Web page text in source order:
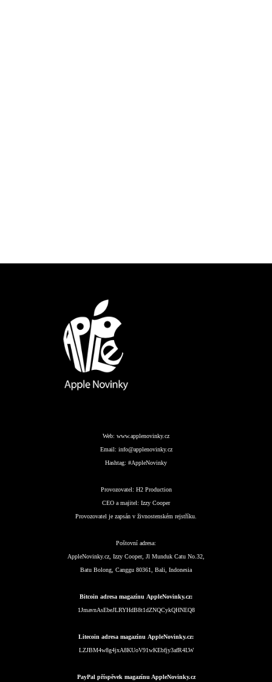
Web: www.applenovinky.cz
Email: info@applenovinky.cz
Hashtag: #AppleNovinky
Provozovatel: H2 Production
CEO a majitel: Izzy Cooper
Provozovatel je zapsán v živnostenském rejstříku.
Poštovní adresa:
AppleNovinky.cz, Izzy Cooper, Jl Munduk Catu No.32,
Batu Bolong, Canggu 80361, Bali, Indonesia
Bitcoin adresa magazínu AppleNovinky.cz:
1JmavnAsEbeJLRYHdB8t1dZNQCykQHNEQ8
Litecoin adresa magazínu AppleNovinky.cz:
LZJBM4w8g4jxA8KUoV91wKEbfjy3afR4LW
PayPal příspěvek magazínu AppleNovinky.cz